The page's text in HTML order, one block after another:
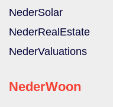
NederSolar
NederRealEstate
NederValuations
NederWoon